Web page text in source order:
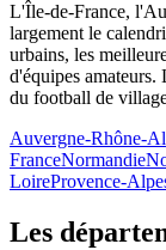
L'Île-de-France,
largement le
urbains, les
d'équipes amateurs.
du football de
Auvergne-Rhône-
FranceNormandie
LoireProvence-
Les